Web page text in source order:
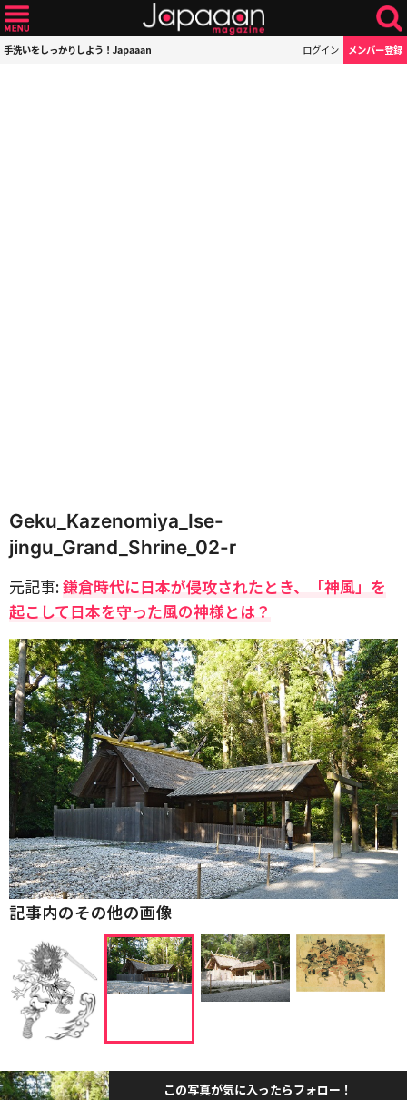
手洗いをしっかりしよう！Japaaan ログイン メンバー登録
Geku_Kazenomiya_Ise-
jingu_Grand_Shrine_02-r
元記事:鎌倉時代に日本が侵攻されたとき、「神風」を
起こして日本を守った風の神様とは？
記事内のその他の画像
この写真が気に入ったらフォロー！